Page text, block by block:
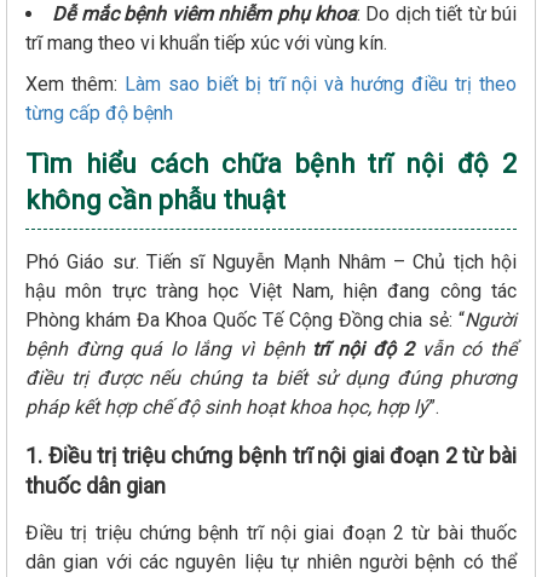
Dễ mắc bệnh viêm nhiễm phụ khoa: Do dịch tiết từ búi
trĩ mang theo vi khuẩn tiếp xúc với vùng kín.
Xem thêm: Làm sao biết bị trĩ nội và hướng điều trị theo
từng cấp độ bệnh
Tìm hiểu cách chữa bệnh trĩ nội độ 2
không cần phẫu thuật
Phó Giáo sư. Tiến sĩ Nguyễn Mạnh Nhâm – Chủ tịch hội
hậu môn trực tràng học Việt Nam, hiện đang công tác
Phòng khám Đa Khoa Quốc Tế Cộng Đồng chia sẻ: “Người
bệnh đừng quá lo lắng vì bệnh trĩ nội độ 2vẫn có thể
điều trị được nếu chúng ta biết sử dụng đúng phương
pháp kết hợp chế độ sinh hoạt khoa học, hợp lý”.
1. Điều trị triệu chứng bệnh trĩ nội giai đoạn 2 từ bài
thuốc dân gian
Điều trị triệu chứng bệnh trĩ nội giai đoạn 2 từ bài thuốc
dân gian với các nguyên liệu tự nhiên người bệnh có thể